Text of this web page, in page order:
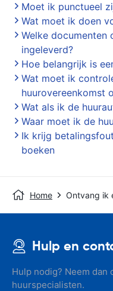
Moet ik punctueel
Wat moet ik doen
Welke documenten
ingeleverd?
Hoe belangrijk is
Wat moet ik
huurovereenkomst
Wat als ik de
Waar moet ik de
Ik krijg
boeken
Home Ontvang ik
Hulp en
Hulp nodig? Neem dan
huurspecialisten.